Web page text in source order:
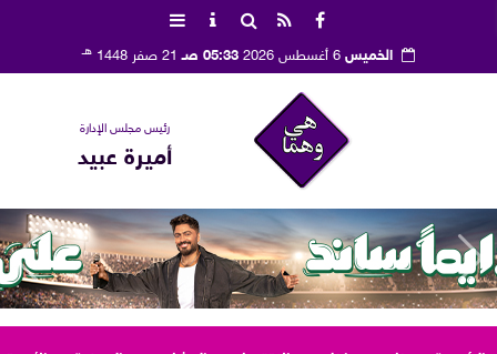
الخميس 05:33 صـ 21 صفر 1448 هـ
رئيس مجلس الإدارة
أميرة عبيد